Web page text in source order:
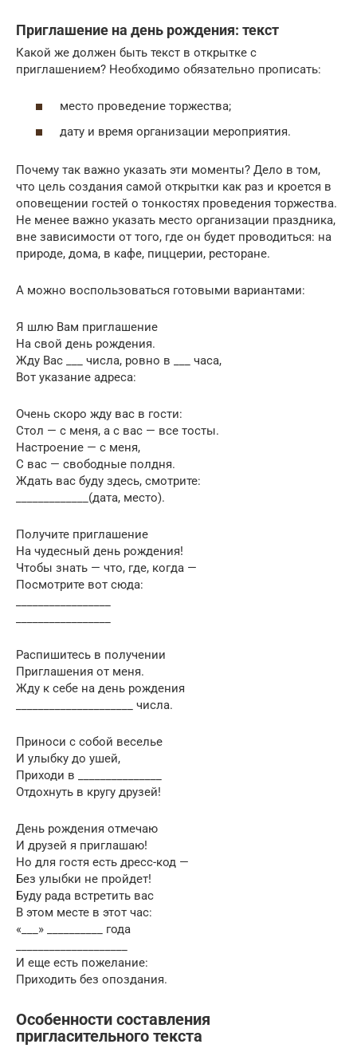
Приглашение на день рождения: текст
Какой же должен быть текст в открытке с
приглашением? Необходимо обязательно прописать:
место проведение торжества;
дату и время организации мероприятия.
Почему так важно указать эти моменты? Дело в том,
что цель создания самой открытки как раз и кроется в
оповещении гостей о тонкостях проведения торжества.
Не менее важно указать место организации праздника,
вне зависимости от того, где он будет проводиться: на
природе, дома, в кафе, пиццерии, ресторане.
А можно воспользоваться готовыми вариантами:
Я шлю Вам приглашение
На свой день рождения.
Жду Вас ___ числа, ровно в ___ часа,
Вот указание адреса:
Очень скоро жду вас в гости:
Стол — с меня, а с вас — все тосты.
Настроение — с меня,
С вас — свободные полдня.
Ждать вас буду здесь, смотрите:
_____________(дата, место).
Получите приглашение
На чудесный день рождения!
Чтобы знать — что, где, когда —
Посмотрите вот сюда:
Распишитесь в получении
Приглашения от меня.
Жду к себе на день рождения
_____________________ числа.
Приноси с собой веселье
И улыбку до ушей,
Приходи в _______________
Отдохнуть в кругу друзей!
День рождения отмечаю
И друзей я приглашаю!
Но для гостя есть дресс-код —
Без улыбки не пройдет!
Буду рада встретить вас
В этом месте в этот час:
«___» __________ года
И еще есть пожелание:
Приходить без опоздания.
Особенности составления
пригласительного текста